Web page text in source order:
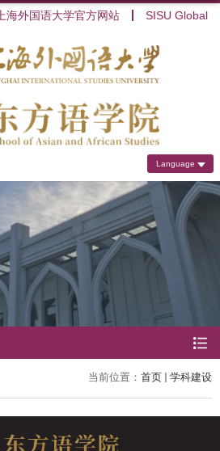
上海外国语大学官方网站 SISU Global
Language
当前位置： 首页 学科建设